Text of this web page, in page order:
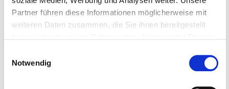
Partner führen diese Informationen möglicherweise mit
weiteren Daten zusammen, die Sie ihnen bereitgestellt
Notwendig